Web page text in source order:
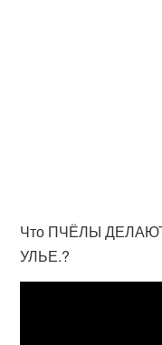
Что ПЧЁЛЫ
УЛЬЕ.?